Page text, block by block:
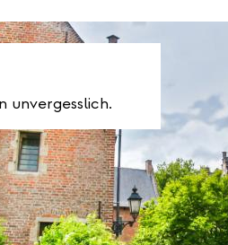
unvergesslich.